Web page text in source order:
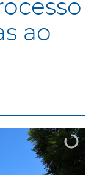
ao